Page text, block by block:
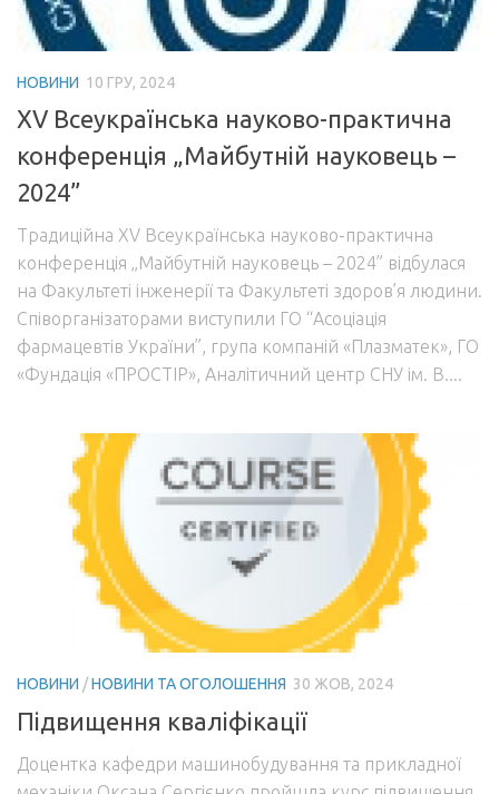
Акредитація
Контакти
НОВИНИ 10 ГРУ, 2024
XV Всеукраїнська науково-практична
конференція „Майбутній науковець –
2024”
Традиційна XV Всеукраїнська науково-практична
конференція „Майбутній науковець – 2024” відбулася
на Факультеті інженерії та Факультеті здоров’я людини.
Співорганізаторами виступили ГО “Асоціація
фармацевтів України”, група компаній «Плазматек», ГО
«Фундація «ПРОСТІР», Аналітичний центр СНУ ім. В....
НОВИНИ /НОВИНИ ТА ОГОЛОШЕННЯ 30 ЖОВ, 2024
Підвищення кваліфікації
Доцентка кафедри машинобудування та прикладної